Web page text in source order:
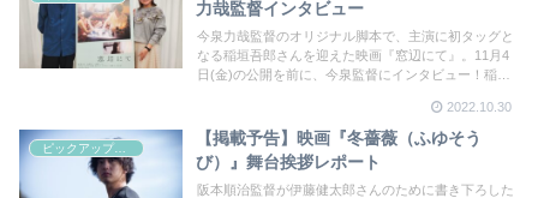
力哉監督インタビュー
今泉力哉監督のオリジナル脚本で、主演に初タッグと
なる稲垣吾郎さんを迎えた映画『窓辺にて』。11月4
日(金)の公開を前に、今泉監督にインタビュー！稲垣
逸な脚本作りについて、たっぷり伺いました。2022.10.30
ピックアップシネマ
【掲載予告】映画『冬薔薇（ふゆそう
び）』舞台挨拶レポート
阪本順治監督が伊藤健太郎さんのために書き下ろした